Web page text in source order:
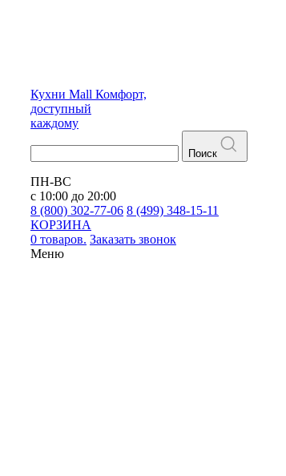
Кухни Mall Комфорт,
доступный
каждому
Поиск
ПН-ВС
с 10:00 до 20:00
8 (800) 302-77-06 8 (499) 348-15-11
КОРЗИНА
0 товаров. Заказать звонок
Меню